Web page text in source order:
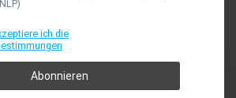
ich die